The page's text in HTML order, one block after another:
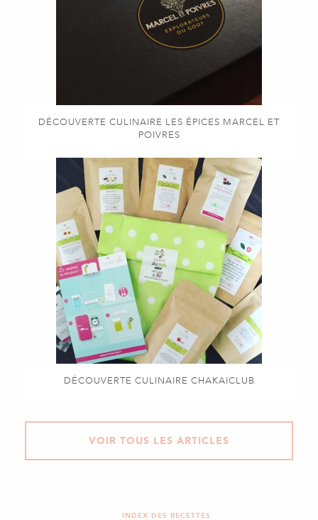
DÉCOUVERTE CULINAIRE LES ÉPICES MARCEL ET
POIVRES
DÉCOUVERTE CULINAIRE CHAKAICLUB
VOIR TOUS LES ARTICLES
INDEX DES RECETTES